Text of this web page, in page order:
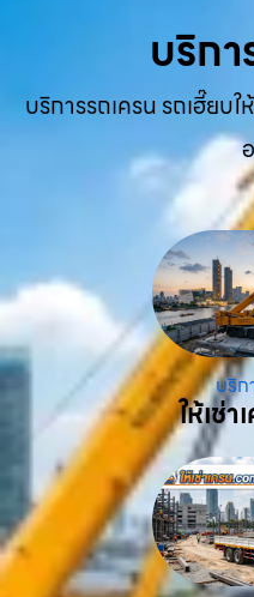
บริกา
บริการรถเครน รถเฮี๊ยบ
บริก
ให้เช่